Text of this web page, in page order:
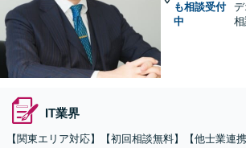
も相談受付
中
相
IT業界
【関東エリア対応】【初回相談無料】【他士業連